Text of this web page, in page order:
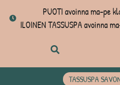
PUOTI avoinna ma-pe
ILOINEN TASSUSPA avoinna
TASSUSPA